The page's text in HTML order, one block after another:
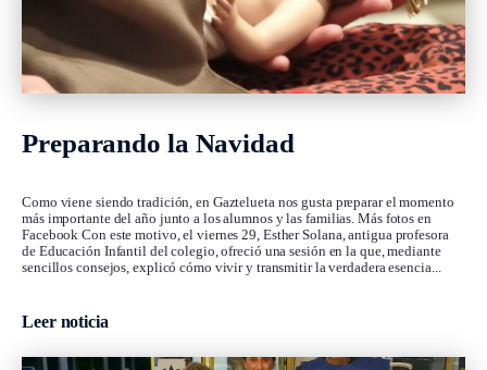
Preparando la Navidad
Como viene siendo tradición, en Gaztelueta nos gusta preparar el momento
más importante del año junto a los alumnos y las familias. Más fotos en
Facebook Con este motivo, el viernes 29, Esther Solana, antigua profesora
de Educación Infantil del colegio, ofreció una sesión en la que, mediante
sencillos consejos, explicó cómo vivir y transmitir la verdadera esencia...
Leer noticia